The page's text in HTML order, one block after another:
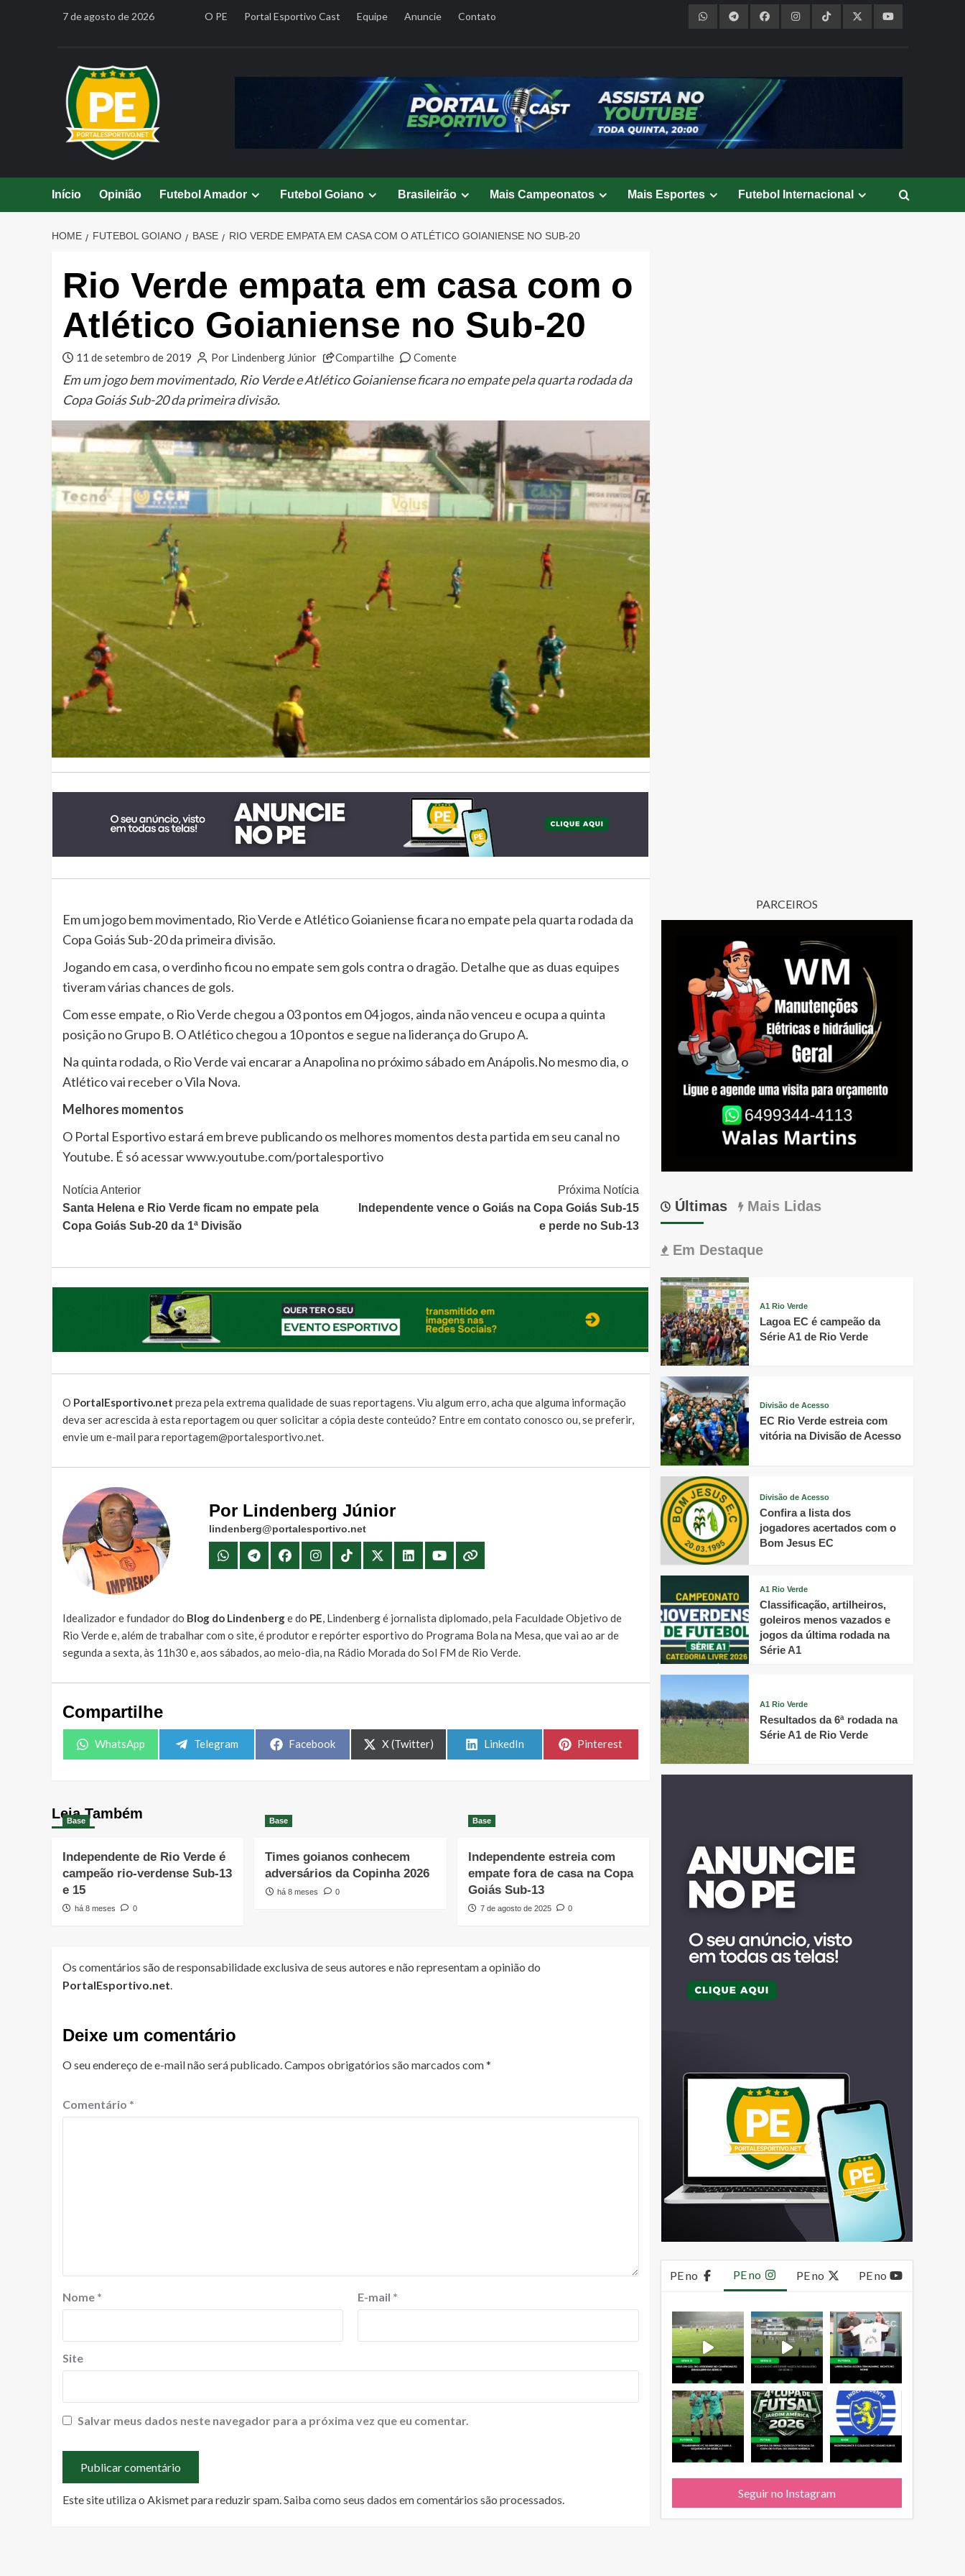
7 de agosto de 2026 O PE Portal Esportivo Cast Equipe Anuncie Contato
Início Opinião Futebol Amador Futebol Goiano Brasileirão Mais Campeonatos Mais Esportes Futebol Internacional
HOME FUTEBOL GOIANO BASE RIO VERDE EMPATA EM CASA COM O ATLÉTICO GOIANIENSE NO SUB-20
Rio Verde empata em casa com o
Atlético Goianiense no Sub-20
11 de setembro de 2019 Por Lindenberg Júnior Compartilhe Comente
Em um jogo bem movimentado, Rio Verde e Atlético Goianiense ficara no empate pela quarta rodada da
Copa Goiás Sub-20 da primeira divisão.
Em um jogo bem movimentado, Rio Verde e Atlético Goianiense ficara no empate pela quarta rodada da
Copa Goiás Sub-20 da primeira divisão.
Jogando em casa, o verdinho ficou no empate sem gols contra o dragão. Detalhe que as duas equipes
tiveram várias chances de gols.
Com esse empate, o Rio Verde chegou a 03 pontos em 04 jogos, ainda não venceu e ocupa a quinta
posição no Grupo B. O Atlético chegou a 10 pontos e segue na liderança do Grupo A.
Na quinta rodada, o Rio Verde vai encarar a Anapolina no próximo sábado em Anápolis.No mesmo dia, o
Atlético vai receber o Vila Nova.
Melhores momentos
O Portal Esportivo estará em breve publicando os melhores momentos desta partida em seu canal no
Youtube. É só acessar www.youtube.com/portalesportivo
Continue
Lendo
Notícia Anterior
Santa Helena e Rio Verde ficam no empate pela
Copa Goiás Sub-20 da 1ª Divisão
Próxima Notícia
Independente vence o Goiás na Copa Goiás Sub-15
e perde no Sub-13
O PortalEsportivo.net preza pela extrema qualidade de suas reportagens. Viu algum erro, acha que alguma informação
deva ser acrescida à esta reportagem ou quer solicitar a cópia deste conteúdo? Entre em contato conosco ou, se preferir,
envie um e-mail para reportagem@portalesportivo.net
Por Lindenberg Júnior
lindenberg@portalesportivo.net
Idealizador e fundador do Blog do Lindenberge do PE , Lindenberg é jornalista diplomado, pela Faculdade Objetivo de
Rio Verde e, além de trabalhar com o site, é produtor e repórter esportivo do Programa Bola na Mesa, que vai ao ar de
segunda a sexta, às 11h30 e, aos sábados, ao meio-dia, na Rádio Morada do Sol FM de Rio Verde.
Compartilhe
Share
WhatsApp
Share
Telegram
Share
Facebook
Share
on
X (Twitter)
Share
LinkedIn
Share
Pinterest
Leia Também
Base
Independente de Rio Verde é
campeão rio-verdense Sub-13
e 15
há 8 meses 0
Base
Times goianos conhecem
adversários da Copinha 2026
há 8 meses 0
Base
Independente estreia com
empate fora de casa na Copa
Goiás Sub-13
7 de agosto de 2025 0
Os comentários são de responsabilidade exclusiva de seus autores e não representam a opinião do
PortalEsportivo.net
Deixe um comentário
O seu endereço de e-mail não será publicado. Campos obrigatórios são marcados com*
Comentário *
Nome * E-mail *
Site
Salvar meus dados neste navegador para a próxima vez que eu comentar.
Este site utiliza o Akismet para reduzir spam.Saiba como seus dados em comentários são processados.
PARCEIROS
Últimas Mais Lidas
Em Destaque
A1 Rio Verde
Lagoa EC é campeão da
Série A1 de Rio Verde
Divisão de Acesso
EC Rio Verde estreia com
vitória na Divisão de Acesso
Divisão de Acesso
Confira a lista dos
jogadores acertados com o
Bom Jesus EC
A1 Rio Verde
Classificação, artilheiros,
goleiros menos vazados e
jogos da última rodada na
Série A1
A1 Rio Verde
Resultados da 6ª rodada na
Série A1 de Rio Verde
PE no PE no PE no PE no
Seguir no Instagram